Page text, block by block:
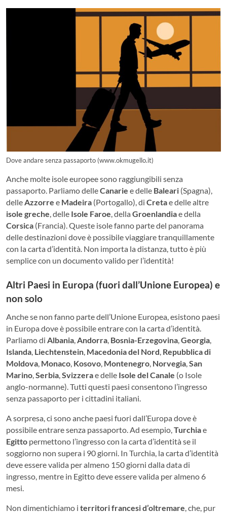
Dove andare senza passaporto (www.okmugello.it)
Anche molte isole europee sono raggiungibili senza
passaporto. Parliamo delleCanarie e delle Baleari (Spagna),
delleAzzorre e Madeira (Portogallo), di Cretae delle altre
isole greche, delle Isole Faroe, della Groenlandiae della
Corsica (Francia). Queste isole fanno parte del panorama
delle destinazioni dove è possibile viaggiare tranquillamente
con la carta d’identità. Non importa la distanza, tutto è più
semplice con un documento valido per l’identità!
Altri Paesi in Europa (fuori dall’Unione Europea) e
non solo
Anche se non fanno parte dell’Unione Europea, esistono paesi
in Europa dove è possibile entrare con la carta d’identità.
Parliamo di Albania Andorra Bosnia-Erzegovina Georgia
Islanda Liechtenstein Macedonia del Nord Repubblica di
Moldova Monaco Kosovo Montenegro Norvegia San
Marino Serbia Svizzerae delle Isole del Canale (o Isole
anglo-normanne). Tutti questi paesi consentono l’ingresso
senza passaporto per i cittadini italiani.
A sorpresa, ci sono anche paesi fuori dall’Europa dove è
possibile entrare senza passaporto. Ad esempio, Turchiae
Egitto permettono l’ingresso con la carta d’identità se il
soggiorno non supera i 90 giorni. In Turchia, la carta d’identità
deve essere valida per almeno 150 giorni dalla data di
ingresso, mentre in Egitto deve essere valida per almeno 6
mesi.
Non dimentichiamo i territori francesi d’oltremare , che, pur